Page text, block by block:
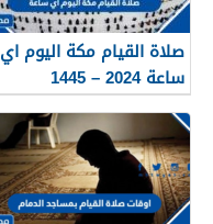
صلاة القيام مكة اليوم اي
ساعة 2024 – 1445